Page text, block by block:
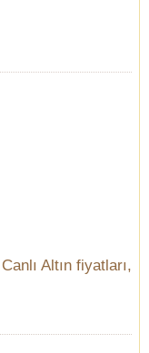
Altın fiyatları,